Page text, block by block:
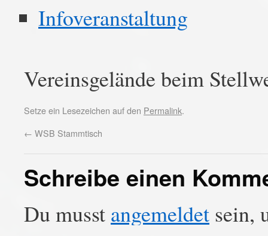
Infoveranstaltung
Vereinsgelände beim
Setze ein Lesezeichen auf den Permalink.
← WSB Stammtisch
Schreibe einen
Du musst angemeldet sein,